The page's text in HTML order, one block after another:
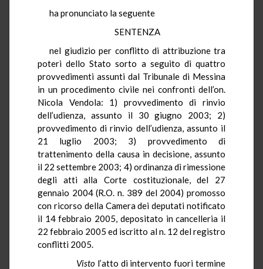
ha pronunciato la seguente
SENTENZA
nel giudizio per conflitto di attribuzione tra
poteri dello Stato sorto a seguito di quattro
provvedimenti assunti dal Tribunale di Messina
in un procedimento civile nei confronti dell’on.
Nicola Vendola: 1) provvedimento di rinvio
dell’udienza, assunto il 30 giugno 2003; 2)
provvedimento di rinvio dell’udienza, assunto il
21 luglio 2003; 3) provvedimento di
trattenimento della causa in decisione, assunto
il 22 settembre 2003; 4) ordinanza di rimessione
degli atti alla Corte costituzionale, del 27
gennaio 2004 (R.O. n. 389 del 2004) promosso
con ricorso della Camera dei deputati notificato
il 14 febbraio 2005, depositato in cancelleria il
22 febbraio 2005 ed iscritto al n. 12 del registro
conflitti 2005.
Vistol’atto di intervento fuori termine